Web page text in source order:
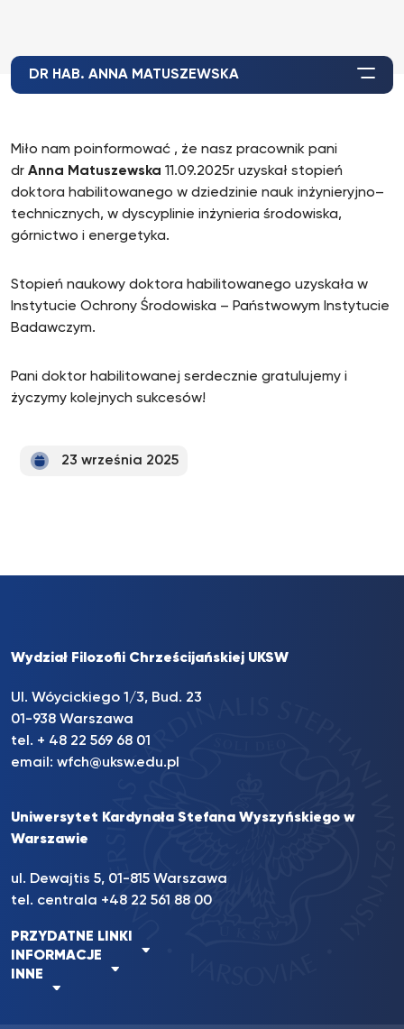
DR HAB. ANNA MATUSZEWSKA
Miło nam poinformować , że nasz pracownik pani
dr Anna Matuszewska 11.09.2025r uzyskał stopień
doktora habilitowanego w dziedzinie nauk inżynieryjno–
technicznych, w dyscyplinie inżynieria środowiska,
górnictwo i energetyka.
Stopień naukowy doktora habilitowanego uzyskała w
Instytucie Ochrony Środowiska – Państwowym Instytucie
Badawczym.
Pani doktor habilitowanej serdecznie gratulujemy i
życzymy kolejnych sukcesów!
23 września 2025
Wydział Filozofii Chrześcijańskiej UKSW
Ul. Wóycickiego 1/3, Bud. 23
01-938 Warszawa
tel. + 48 22 569 68 01
email: wfch@uksw.edu.pl
Uniwersytet Kardynała Stefana Wyszyńskiego w
Warszawie
ul. Dewajtis 5, 01-815 Warszawa
tel. centrala +48 22 561 88 00
PRZYDATNE LINKI
INFORMACJE
INNE